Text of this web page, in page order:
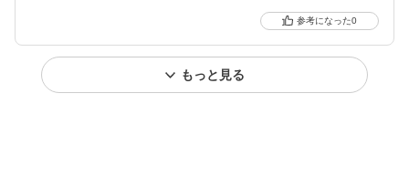
0
もっと見る